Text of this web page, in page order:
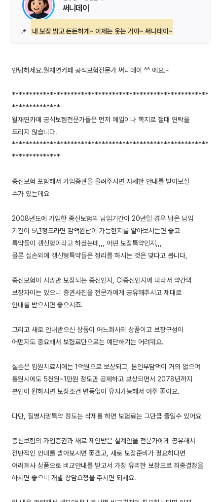
써니데이
📌 내 보장 밝고 든든하게~ 이제는 웃는 거야~ 써니데이~
안녕하세요.월재연카페 공식보험전문가 써니데이 ^^ 에요.~
*********************************************************
**************
월재연카페 공식보험전문가들은 먼저 메일이나 쪽지로 절대 연락을
드리지 않습니다.
*********************************************************
**************
종신보험 포함해서 가입증권을 올려주시면 자세한 안내를 받아보실
수가 있는데요
2008년도에 가입한 종신보험의 납입기간이 20년일 경우 남은 납입
기간이 5년정도라면 감액완납이 가능한지를 알아보시는면 좋고
특약들이 갱신형이라고 하셨는데,,, 어떤 보장특약인지,,,
물론 실손외에 갱신형특약들은 정리를 하시는 것은 맞다고 봅니다,
종신보험이 사망만 보장되는 종신인지, CI종신인지에 따라서 약간의
보장차이는 있으니 증권사진을 전문가에게 공유해주시고 제대로
안내를 받으시면 좋으시죠.
그리고 새로 안내받으신 상품이 어느회사의 상품이고 보장구성이
어떤지도 중요해서 보험료만으로는 예단하기는 어려워요.
실손은 입원치료시에는 1억원으로 보상되고, 본인부담액이 거의 없으며
통원시에도 5천원~1만원 정도만 공제하고 보상되면서 2078년까지
본인이 원하시면 보장조건 변동없이 유지가능해서 아주 좋아요.
다만, 질병사망특약 정도는 삭제를 하면 보험료는 그만큼 줄일수 있어요
종신보험의 가입증권과 새로 제안받은 설계안을 전문가에게 공유해서
전반적인 안내를 받아보시면 좋겠고, 새로 보장준비가 필요하다면
여러회사 상품으로 비교안내를 받고서 가장 유리한 보장으로 최종결정을
하시면 좋으니 개별 상담요청을 주시면 되세요.